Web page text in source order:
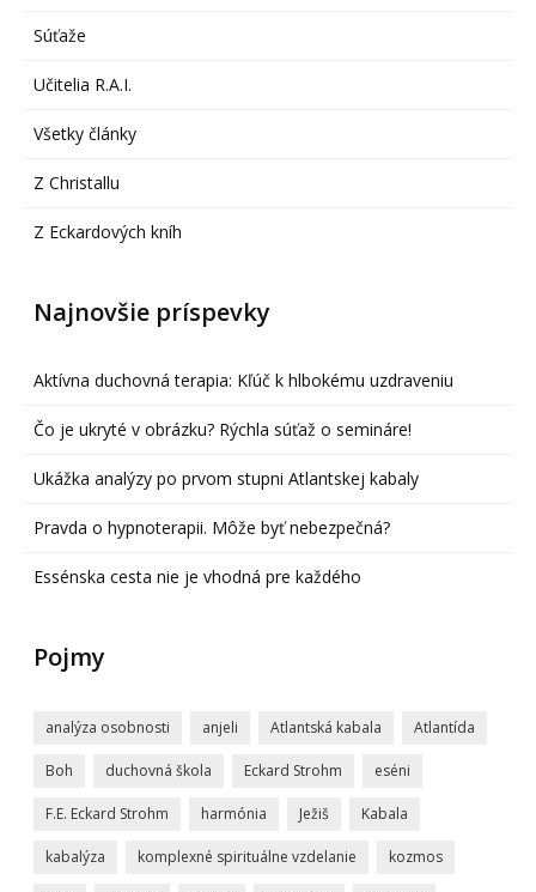
Súťaže
Učitelia R.A.I.
Všetky články
Z Christallu
Z Eckardových kníh
Najnovšie príspevky
Aktívna duchovná terapia: Kľúč k hlbokému uzdraveniu
Čo je ukryté v obrázku? Rýchla súťaž o semináre!
Ukážka analýzy po prvom stupni Atlantskej kabaly
Pravda o hypnoterapii. Môže byť nebezpečná?
Essénska cesta nie je vhodná pre každého
Pojmy
analýza osobnosti anjeli Atlantská kabala Atlantída
Boh duchovná škola Eckard Strohm eséni
F.E. Eckard Strohm harmónia Ježiš Kabala
kabalýza komplexné spirituálne vzdelanie kozmos